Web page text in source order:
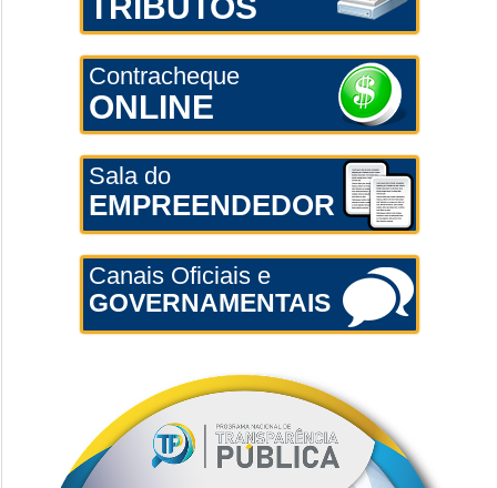
Contracheque
ONLINE
Sala do
EMPREENDEDOR
Canais Oficiais e
GOVERNAMENTAIS